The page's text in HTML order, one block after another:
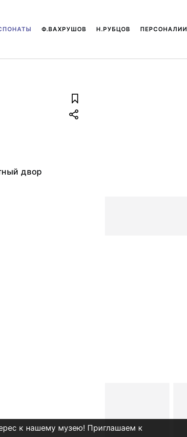
Ф.ВАХРУШОВ Н.РУБЦОВ ПЕРСОНАЛИИ
двор
к нашему музею! Приглашаем к